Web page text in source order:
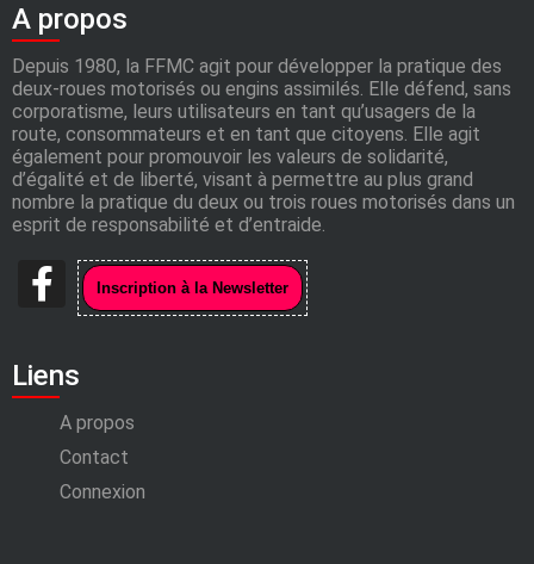
A propos
Depuis 1980, la FFMC agit pour développer la pratique des
deux-roues motorisés ou engins assimilés. Elle défend, sans
corporatisme, leurs utilisateurs en tant qu’usagers de la
route, consommateurs et en tant que citoyens. Elle agit
également pour promouvoir les valeurs de solidarité,
d’égalité et de liberté, visant à permettre au plus grand
nombre la pratique du deux ou trois roues motorisés dans un
esprit de responsabilité et d’entraide.
Liens
A propos
Contact
Connexion